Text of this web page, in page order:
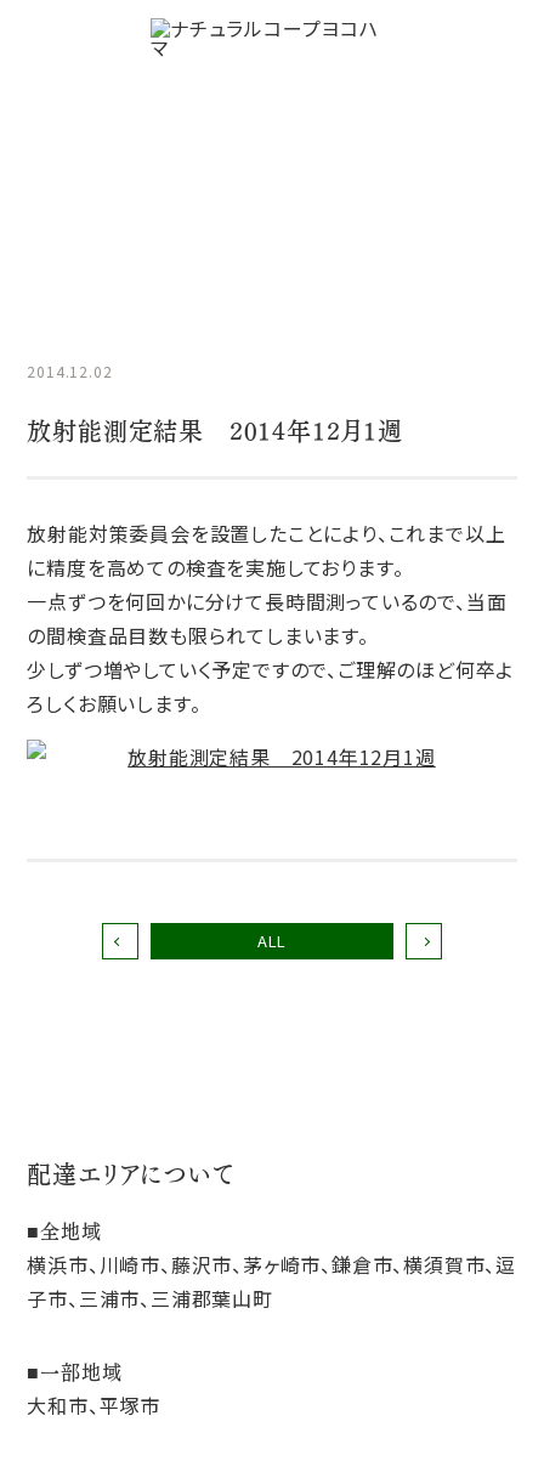
2014.12.02
放射能測定結果 2014年12月1週
放射能対策委員会を設置したことにより、これまで以上
に精度を高めての検査を実施しております。
一点ずつを何回かに分けて長時間測っているので、当面
の間検査品目数も限られてしまいます。
少しずつ増やしていく予定ですので、ご理解のほど何卒よ
ろしくお願いします。
ALL
配達エリアについて
全地域
横浜市、川崎市、藤沢市、茅ヶ崎市、鎌倉市、横須賀市、逗
子市、三浦市、三浦郡葉山町
一部地域
大和市、平塚市